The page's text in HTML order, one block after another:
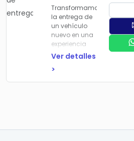
Transformamos
la entrega de
un vehículo
nuevo en una
experiencia
memorable.
diseñamos y
ejecutamos el
Ver detalles
>